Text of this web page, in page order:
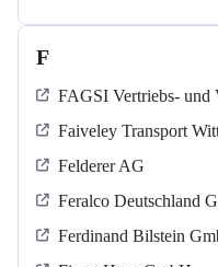
F
FAGSI Vertriebs- und
Faiveley Transport
Felderer AG
Feralco Deutschland
Ferdinand Bilstein